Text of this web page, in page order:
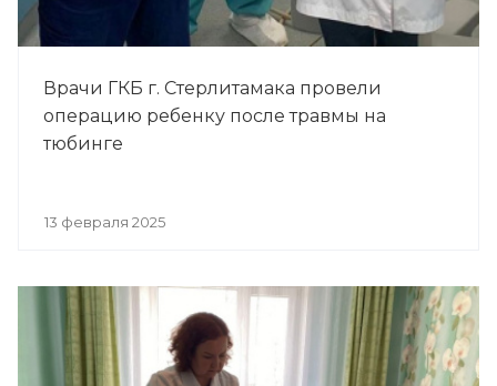
Врачи ГКБ г. Стерлитамака провели
операцию ребенку после травмы на
тюбинге
13 февраля 2025